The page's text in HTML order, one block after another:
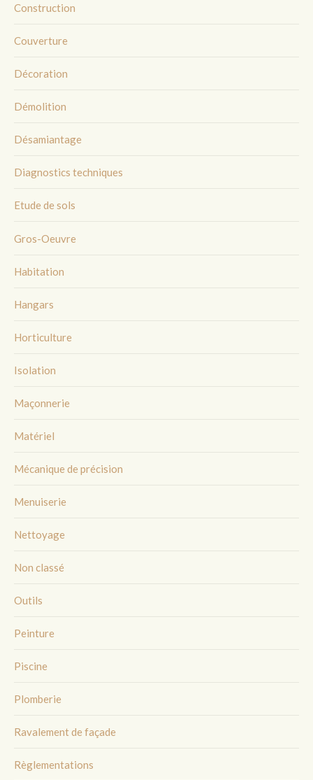
Construction
Couverture
Décoration
Démolition
Désamiantage
Diagnostics techniques
Etude de sols
Gros-Oeuvre
Habitation
Hangars
Horticulture
Isolation
Maçonnerie
Matériel
Mécanique de précision
Menuiserie
Nettoyage
Non classé
Outils
Peinture
Piscine
Plomberie
Ravalement de façade
Règlementations